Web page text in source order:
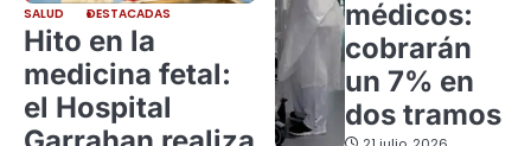
SALUD DESTACADAS
Hito en la
medicina fetal:
el Hospital
médicos:
cobrarán
un 7% en
dos tramos